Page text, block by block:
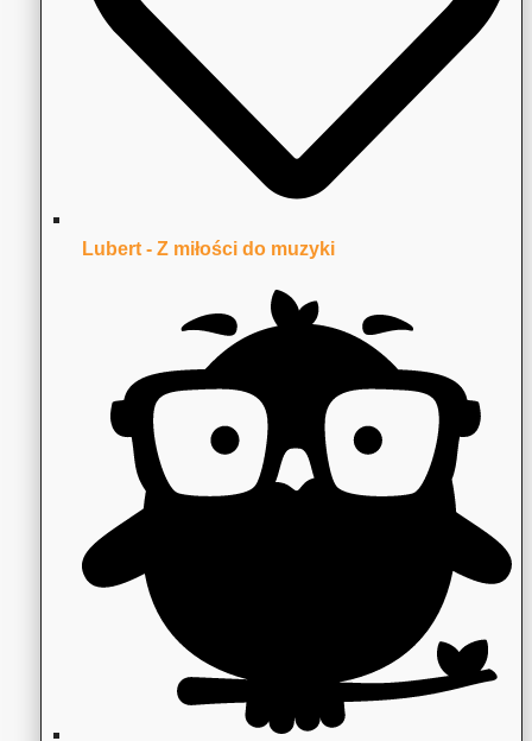
Lubert - Z miłości do muzyki